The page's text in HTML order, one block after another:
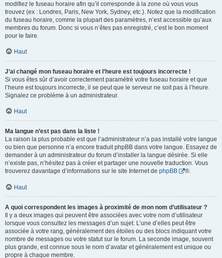
modifiez le fuseau horaire afin qu’il corresponde à la zone où vous vous
trouvez (ex : Londres, Paris, New York, Sydney, etc.). Notez que la modification
du fuseau horaire, comme la plupart des paramètres, n’est accessible qu’aux
membres du forum. Donc si vous n’êtes pas enregistré, c’est le bon moment
pour le faire.
Haut
J’ai changé mon fuseau horaire et l’heure est toujours incorrecte !
Si vous êtes sûr d’avoir correctement paramétré votre fuseau horaire et que
l’heure est toujours incorrecte, il se peut que le serveur ne soit pas à l’heure.
Signalez ce problème à un administrateur.
Haut
Ma langue n’est pas dans la liste !
La raison la plus probable est que l’administrateur n’a pas installé votre langue
ou bien que personne n’a encore traduit phpBB dans votre langue. Essayez de
demander à un administrateur du forum d’installer la langue désirée. Si elle
n’existe pas, n’hésitez pas à créer et partager une nouvelle traduction. Vous
trouverez davantage d’informations sur le site Internet de phpBB ®.
Haut
A quoi correspondent les images à proximité de mon nom d’utilisateur ?
Il y a deux images qui peuvent être associées avec votre nom d’utilisateur
lorsque vous consultez les messages d’un sujet. L’une d’elles peut être
associée à votre rang, généralement des étoiles ou des blocs indiquant votre
nombre de messages ou votre statut sur le forum. La seconde image, souvent
plus grande, est connue sous le nom d’avatar et généralement est unique ou
propre à chaque membre.